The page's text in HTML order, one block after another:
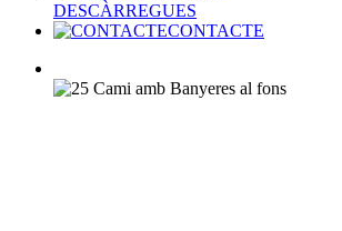
DESCÀRREGUES
CONTACTE